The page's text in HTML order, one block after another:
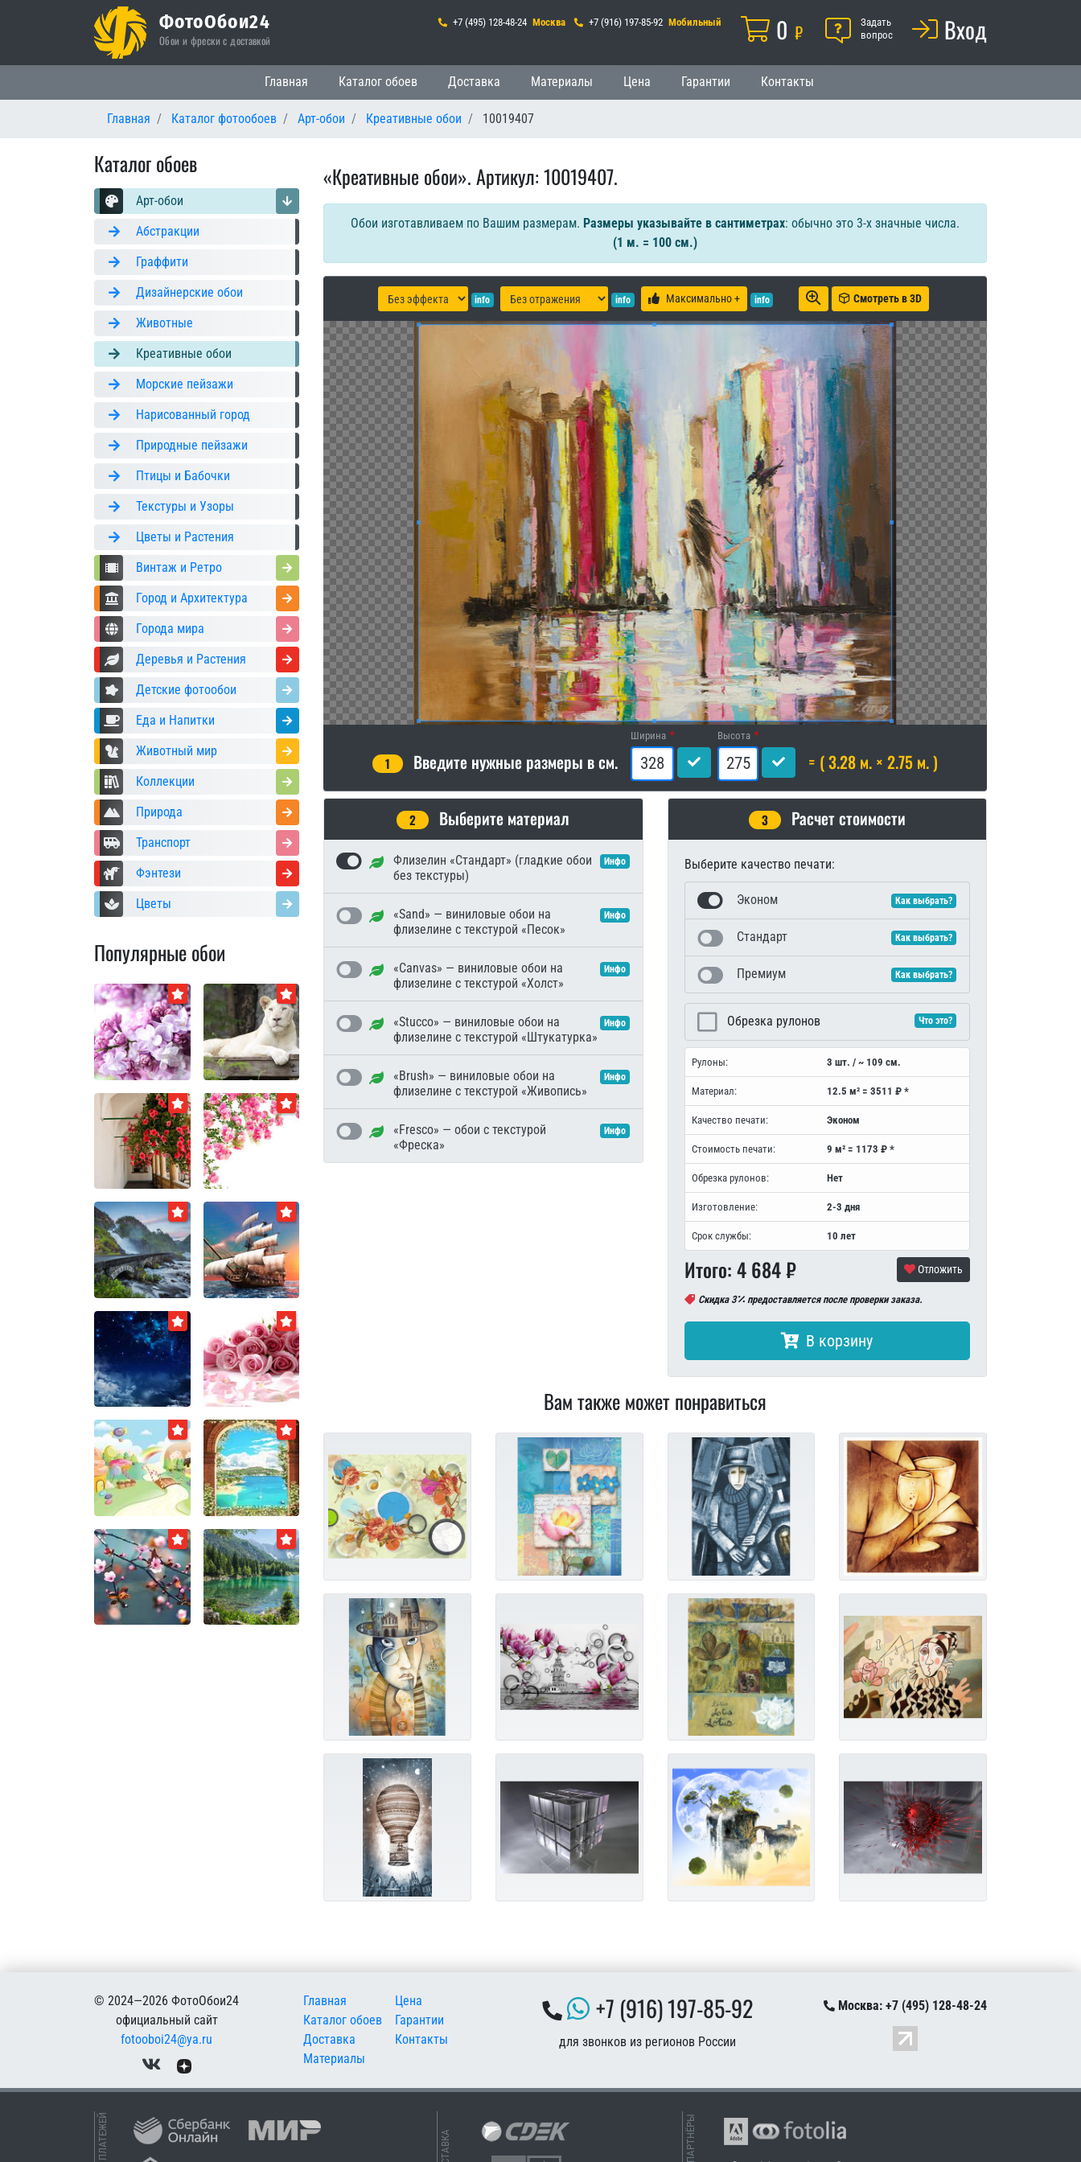
ФотоОбои24
Обои и фрески с доставкой
+7 (495) 128-48-24 Москва +7 (916) 197-85-92 Мобильный Корзина
0 ₽ ПомощьЗадать
вопрос
Вход
Основная навигация
Главная Каталог обоев Доставка Материалы Цена Гарантии Контакты
Главная Каталог фотообоев Арт-обои Креативные обои 10019407
Каталог обоев
Арт-обои
Абстракции
Граффити
Дизайнерские обои
Животные
Креативные обои
Морские пейзажи
Нарисованный город
Природные пейзажи
Птицы и Бабочки
Текстуры и Узоры
Цветы и Растения
Винтаж и Ретро
Город и Архитектура
Города мира
Деревья и Растения
Детские фотообои
Еда и Напитки
Животный мир
Коллекции
Природа
Транспорт
Фэнтези
Цветы
Популярные обои
«Креативные обои». Артикул: 10019407.
Обои изготавливаем по Вашим размерам. Размеры указывайте в сантиметрах: обычно это 3-х значные числа.
(1 м. = 100 см.)
info info Максимально + info Смотреть в 3D
1 Введите нужные размеры в см.
Ширина Высота
= ( 3.28 м. × 2.75 м. )
2 Выберите материал
Флизелин «Стандарт» (гладкие обои
без текстуры)
Инфо
«Sand» — виниловые обои на
флизелине с текстурой «Песок»
Инфо
«Canvas» — виниловые обои на
флизелине с текстурой «Холст»
Инфо
«Stucco» — виниловые обои на
флизелине с текстурой «Штукатурка»
Инфо
«Brush» — виниловые обои на
флизелине с текстурой «Живопись»
Инфо
«Fresco» — обои с текстурой
«Фреска»
Инфо
3 Расчет стоимости
Выберите качество печати:
Эконом Как выбрать?
Стандарт Как выбрать?
Премиум Как выбрать?
Обрезка рулонов Что это?
Рулоны: 3 шт. / ~ 109 см.
Материал: 12.5 м² = 3511 ₽ *
Качество печати: Эконом
Стоимость печати: 9 м² = 1173 ₽ *
Обрезка рулонов: Нет
Изготовление: 2-3 дня
Срок службы: 10 лет
Итого:4 684₽ Отложить
Скидка 3 предоставляется после проверки заказа.
В корзину
Вам также может понравиться
© 2024—2026 ФотоОбои24
официальный сайт
fotooboi24@ya.ru
Меню в подвале
Главная
Каталог обоев
Доставка
Материалы
Цена
Гарантии
Контакты
+7 (916) 197-85-92
для звонков из регионов России
Москва: +7 (495) 128-48-24